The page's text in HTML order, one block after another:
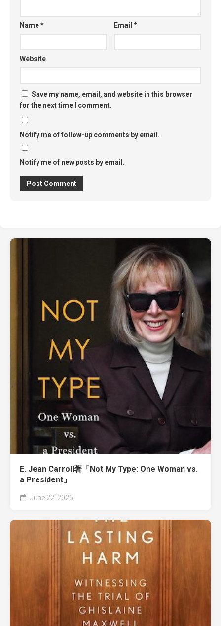
Name* Email*
Website
Save my name, email, and website in this browser
for the next time I comment.
Notify me of follow-up comments by email.
Notify me of new posts by email.
E. Jean Carroll著「Not My Type: One Woman vs.
a President」
June 22, 2025